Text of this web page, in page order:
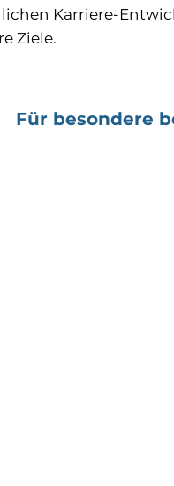
Karriere-
Ziele.
Für besondere